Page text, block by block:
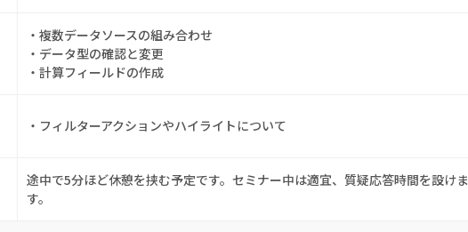
・複数データソースの組み合わせ
・データ型の確認と変更
・計算フィールドの作成
・フィルターアクションやハイライトについて
途中で5分ほど休憩を挟む予定です。セミナー中は適宜、質疑応答時間を設けま
す。